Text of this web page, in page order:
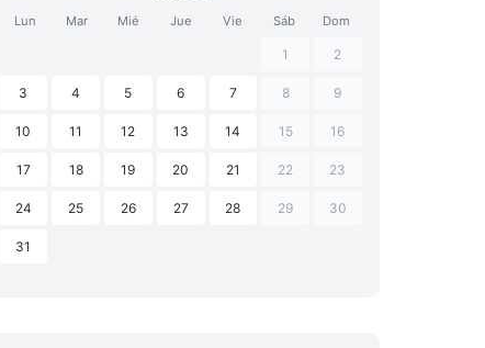
Lun Mar Mié Jue Vie Sáb Dom
1 2
3 4 5 6 7 8 9
10 11 12 13 14 15 16
17 18 19 20 21 22 23
24 25 26 27 28 29 30
31